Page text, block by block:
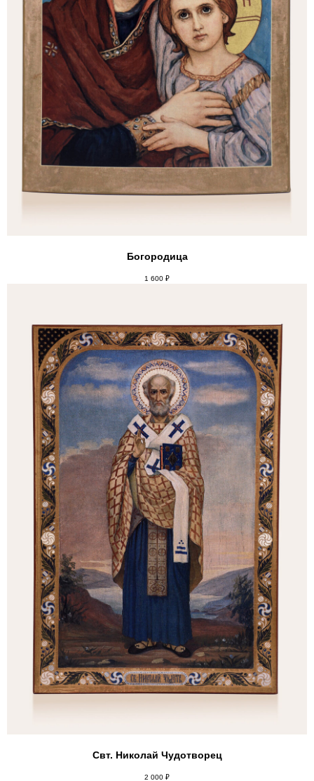
Богородица
1 600 ₽
Свт. Николай Чудотворец
2 000 ₽
Аксессуары
Сервировка
Фарфор
Иконы
Книги
Подарки
Вдохновение
Контакты
Каталог
Пользовательское соглашение
Истории
Коллекции
НАША ЛАВКА В СОЦИАЛЬНЫХ СЕТЯХ
ТЕЛЕГРАМ ВКОНТАКТЕ
Д. 34
С 10 ДО 19 | ПН-ВС
ЧАСЫ РАБОТЫ
+7 499 704-21-73